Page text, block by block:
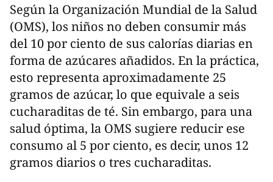
Según la Organización Mundial de la Salud
(OMS), los niños no deben consumir más
del 10 por ciento de sus calorías diarias en
forma de azúcares añadidos. En la práctica,
esto representa aproximadamente 25
gramos de azúcar, lo que equivale a seis
cucharaditas de té. Sin embargo, para una
salud óptima, la OMS sugiere reducir ese
consumo al 5 por ciento, es decir, unos 12
gramos diarios o tres cucharaditas.